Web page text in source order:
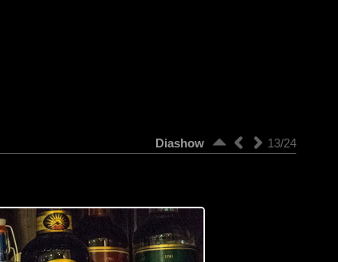
13/24
Diashow